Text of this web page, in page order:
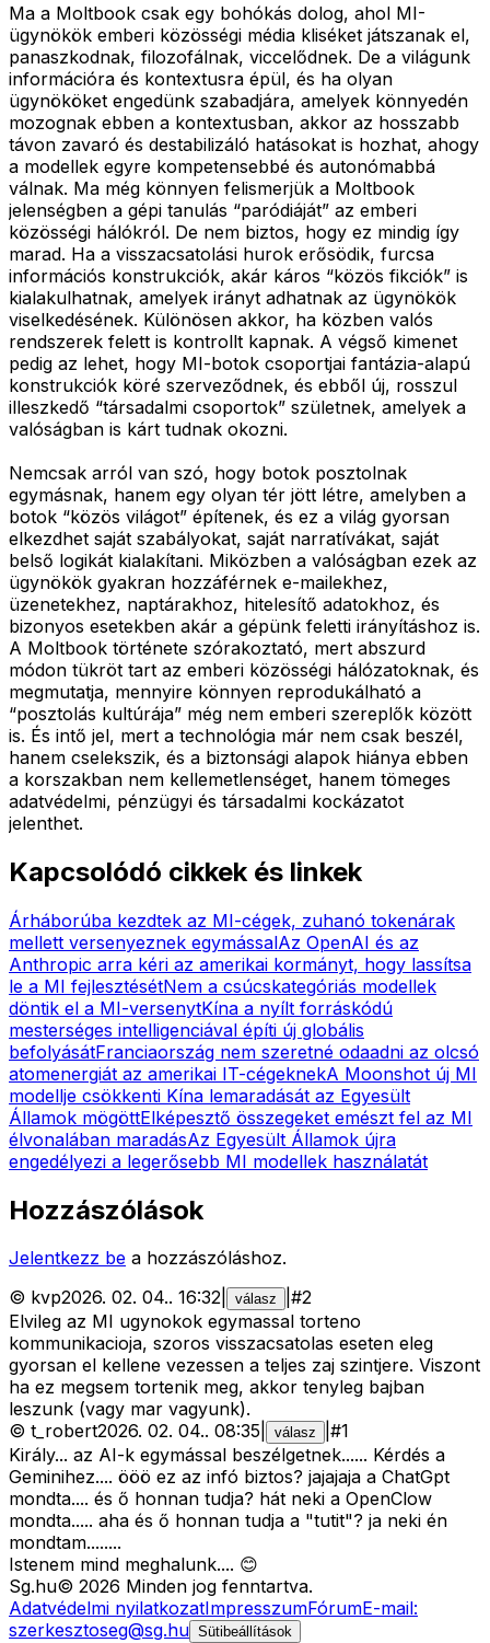
Ma a Moltbook csak egy bohókás dolog, ahol MI-
ügynökök emberi közösségi média kliséket játszanak el,
panaszkodnak, filozofálnak, viccelődnek. De a világunk
információra és kontextusra épül, és ha olyan
ügynököket engedünk szabadjára, amelyek könnyedén
mozognak ebben a kontextusban, akkor az hosszabb
távon zavaró és destabilizáló hatásokat is hozhat, ahogy
a modellek egyre kompetensebbé és autonómabbá
válnak. Ma még könnyen felismerjük a Moltbook
jelenségben a gépi tanulás “paródiáját” az emberi
közösségi hálókról. De nem biztos, hogy ez mindig így
marad. Ha a visszacsatolási hurok erősödik, furcsa
információs konstrukciók, akár káros “közös fikciók” is
kialakulhatnak, amelyek irányt adhatnak az ügynökök
viselkedésének. Különösen akkor, ha közben valós
rendszerek felett is kontrollt kapnak. A végső kimenet
pedig az lehet, hogy MI-botok csoportjai fantázia-alapú
konstrukciók köré szerveződnek, és ebből új, rosszul
illeszkedő “társadalmi csoportok” születnek, amelyek a
valóságban is kárt tudnak okozni.
Nemcsak arról van szó, hogy botok posztolnak
egymásnak, hanem egy olyan tér jött létre, amelyben a
botok “közös világot” építenek, és ez a világ gyorsan
elkezdhet saját szabályokat, saját narratívákat, saját
belső logikát kialakítani. Miközben a valóságban ezek az
ügynökök gyakran hozzáférnek e-mailekhez,
üzenetekhez, naptárakhoz, hitelesítő adatokhoz, és
bizonyos esetekben akár a gépünk feletti irányításhoz is.
A Moltbook története szórakoztató, mert abszurd
módon tükröt tart az emberi közösségi hálózatoknak, és
megmutatja, mennyire könnyen reprodukálható a
“posztolás kultúrája” még nem emberi szereplők között
is. És intő jel, mert a technológia már nem csak beszél,
hanem cselekszik, és a biztonsági alapok hiánya ebben
a korszakban nem kellemetlenséget, hanem tömeges
adatvédelmi, pénzügyi és társadalmi kockázatot
jelenthet.
Kapcsolódó cikkek és linkek
Árháborúba kezdtek az MI-cégek, zuhanó tokenárak
mellett versenyeznek egymássalAz OpenAI és az
Anthropic arra kéri az amerikai kormányt, hogy lassítsa
le a MI fejlesztésétNem a csúcskategóriás modellek
döntik el a MI-versenytKína a nyílt forráskódú
mesterséges intelligenciával építi új globális
befolyásátFranciaország nem szeretné odaadni az olcsó
atomenergiát az amerikai IT-cégeknekA Moonshot új MI
modellje csökkenti Kína lemaradását az Egyesült
Államok mögöttElképesztő összegeket emészt fel az MI
élvonalában maradásAz Egyesült Államok újra
engedélyezi a legerősebb MI modellek használatát
Hozzászólások
Jelentkezz be a hozzászóláshoz.
© kvp2026. 02. 04.. 16:32 válasz #2
Elvileg az MI ugynokok egymassal torteno
kommunikacioja, szoros visszacsatolas eseten eleg
gyorsan el kellene vezessen a teljes zaj szintjere. Viszont
ha ez megsem tortenik meg, akkor tenyleg bajban
leszunk (vagy mar vagyunk).
© t_robert2026. 02. 04.. 08:35 válasz #1
Király... az AI-k egymással beszélgetnek...... Kérdés a
Geminihez.... ööö ez az infó biztos? jajajaja a ChatGpt
mondta.... és ő honnan tudja? hát neki a OpenClow
mondta..... aha és ő honnan tudja a "tutit"? ja neki én
mondtam........
Istenem mind meghalunk.... 😊
Sg.hu© 2026 Minden jog fenntartva.
Adatvédelmi nyilatkozatImpresszumFórumE-mail:
szerkesztoseg@sg.hu Sütibeállítások